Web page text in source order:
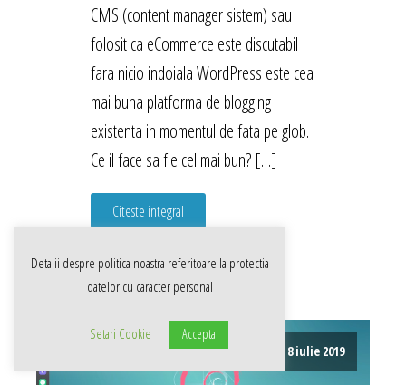
CMS (content manager sistem) sau
folosit ca eCommerce este discutabil
fara nicio indoiala WordPress este cea
mai buna platforma de blogging
existenta in momentul de fata pe glob.
Ce il face sa fie cel mai bun? […]
Citeste integral
8 iulie 2019
Detalii despre politica noastra referitoare la protectia
datelor cu caracter personal
Setari Cookie Accepta